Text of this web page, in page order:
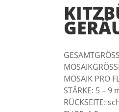
MOSAIK PRO
STÄRKE: 5 – 9
RÜCKSEITE: